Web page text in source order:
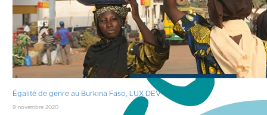
Égalité de genre au Burkina Faso, LUX DEV
9 novembre 2020